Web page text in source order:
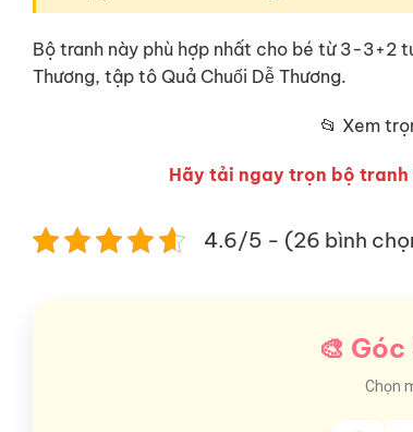
Bộ tranh này phù hợp nhất cho bé từ 3-3+2
Thương, tập tô Quả Chuối Dễ Thương.
📂 Xem
Hãy tải ngay trọn bộ
4.6/5 - (26 bình
🎨
Chọn